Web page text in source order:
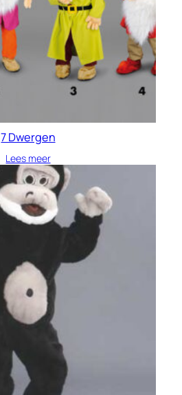
7 Dwergen
Lees meer